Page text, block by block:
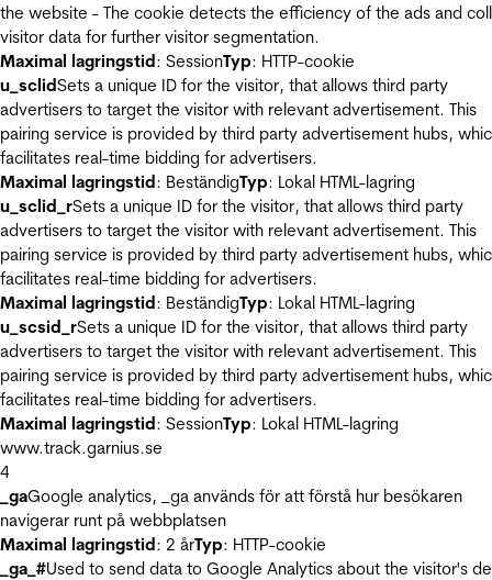
the website - The cookie detects the efficiency of the ads and
visitor data for further visitor segmentation.
Maximal lagringstid: SessionTyp: HTTP-cookie
u_sclidSets a unique ID for the visitor, that allows third party
advertisers to target the visitor with relevant advertisement. This
pairing service is provided by third party advertisement hubs,
facilitates real-time bidding for advertisers.
Maximal lagringstid: BeständigTyp: Lokal HTML-lagring
u_sclid_rSets a unique ID for the visitor, that allows third party
advertisers to target the visitor with relevant advertisement. This
pairing service is provided by third party advertisement hubs,
facilitates real-time bidding for advertisers.
Maximal lagringstid: BeständigTyp: Lokal HTML-lagring
u_scsid_rSets a unique ID for the visitor, that allows third party
advertisers to target the visitor with relevant advertisement. This
pairing service is provided by third party advertisement hubs,
facilitates real-time bidding for advertisers.
Maximal lagringstid: SessionTyp: Lokal HTML-lagring
www.track.garnius.se
4
_gaGoogle analytics, _ga används för att förstå hur besökaren
navigerar runt på webbplatsen
Maximal lagringstid: 2 årTyp: HTTP-cookie
_ga_#Used to send data to Google Analytics about the visitor's